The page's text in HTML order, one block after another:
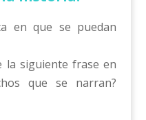
en que se puedan
la siguiente frase en
que se narran?